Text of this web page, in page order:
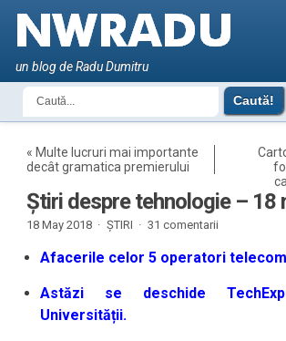
un blog de Radu Dumitru
« Multe lucruri mai importante
decât gramatica premierului
Știri despre tehnologie – 18
18 May 2018 · ȘTIRI · 31 comentarii
Afacerile celor 5 operatori telecom
Astăzi se deschide
Universității.